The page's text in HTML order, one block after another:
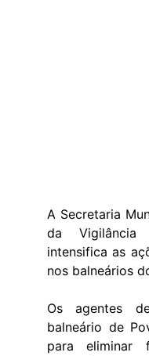
A Secretaria
da Vigilância
intensifica as
nos balneários
Os agentes
balneário de
para eliminar